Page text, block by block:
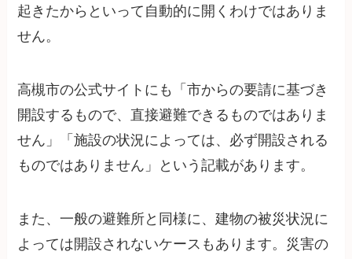
起きたからといって自動的に開くわけではありま
せん。
高槻市の公式サイトにも「市からの要請に基づき
開設するもので、直接避難できるものではありま
せん」「施設の状況によっては、必ず開設される
ものではありません」という記載があります。
また、一般の避難所と同様に、建物の被災状況に
よっては開設されないケースもあります。災害の